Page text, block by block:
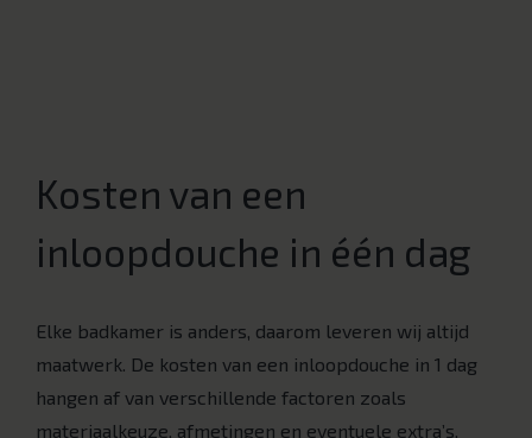
Kosten van een
inloopdouche in één dag
Elke badkamer is anders, daarom leveren wij altijd
maatwerk. De kosten van een inloopdouche in 1 dag
hangen af van verschillende factoren zoals
materiaalkeuze, afmetingen en eventuele extra’s,